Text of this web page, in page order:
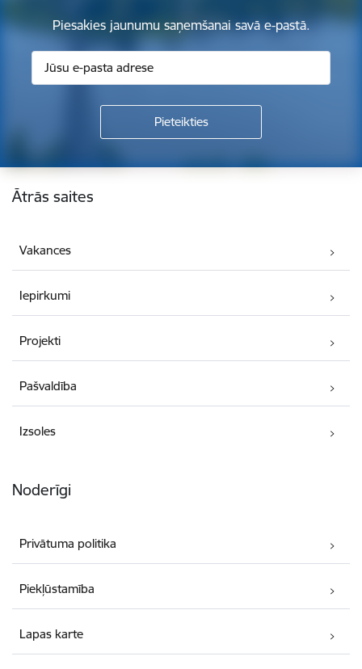
Piesakies jaunumu saņemšanai savā e-pastā.
Kājene
Ātrās saites
Vakances
Iepirkumi
Projekti
Pašvaldība
Izsoles
Noderīgi
Privātuma politika
Piekļūstamība
Lapas karte